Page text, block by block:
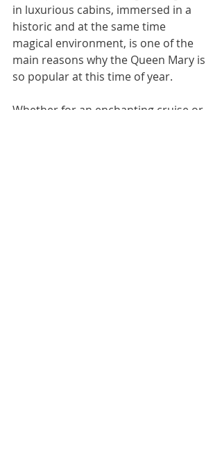
in luxurious cabins, immersed in a
historic and at the same time
magical environment, is one of the
main reasons why the Queen Mary is
so popular at this time of year.
Whether for an enchanting cruise or